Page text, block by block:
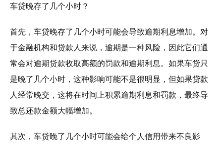
车贷晚存了几个小时？
首先，车贷晚存了几个小时可能会导致逾期利息增加。对
于金融机构和贷款人来说，逾期是一种风险，因此它们通
常会对逾期贷款收取高额的罚款和逾期利息。如果车贷只
是晚了几个小时，这种影响可能不是很明显，但如果贷款
人经常晚交，这将在时间上积累逾期利息和罚款，最终导
致总还款金额大幅增加。
其次，车贷晚了几个小时可能会给个人信用带来不良影